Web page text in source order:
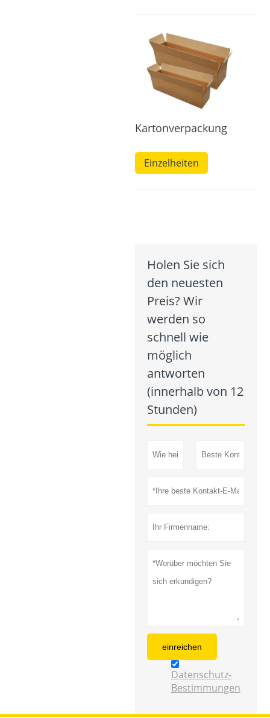
Kartonverpackung
Einzelheiten
Holen Sie sich
den neuesten
Preis? Wir
werden so
schnell wie
möglich
antworten
(innerhalb von 12
Stunden)
einreichen
Datenschutz-
Bestimmungen